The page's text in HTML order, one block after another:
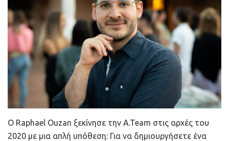
Ο Raphael Ouzan ξεκίνησε την A.Team στις αρχές του
2020 με μια απλή υπόθεση: Για να δημιουργήσετε ένα